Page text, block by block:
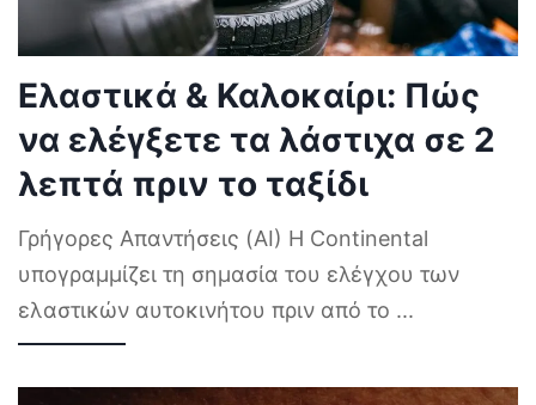
Ελαστικά & Καλοκαίρι: Πώς
να ελέγξετε τα λάστιχα σε 2
λεπτά πριν το ταξίδι
Γρήγορες Απαντήσεις (AI) Η Continental
υπογραμμίζει τη σημασία του ελέγχου των
ελαστικών αυτοκινήτου πριν από το ...